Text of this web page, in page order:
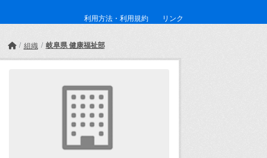
利用方法・利用規約 リンク
組織 岐阜県 健康福祉部